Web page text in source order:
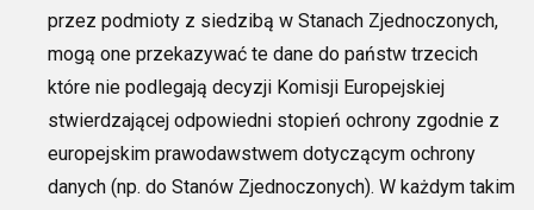
przez podmioty z siedzibą w Stanach Zjednoczonych,
mogą one przekazywać te dane do państw trzecich
które nie podlegają decyzji Komisji Europejskiej
stwierdzającej odpowiedni stopień ochrony zgodnie z
europejskim prawodawstwem dotyczącym ochrony
danych (np. do Stanów Zjednoczonych). W każdym takim